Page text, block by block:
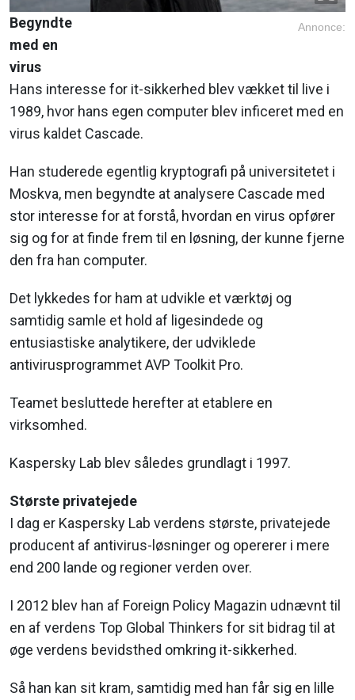
Annonce:
Begyndte
med en
virus
Hans interesse for it-sikkerhed blev vækket til live i
1989, hvor hans egen computer blev inficeret med en
virus kaldet Cascade.
Han studerede egentlig kryptografi på universitetet i
Moskva, men begyndte at analysere Cascade med
stor interesse for at forstå, hvordan en virus opfører
sig og for at finde frem til en løsning, der kunne fjerne
den fra han computer.
Det lykkedes for ham at udvikle et værktøj og
samtidig samle et hold af ligesindede og
entusiastiske analytikere, der udviklede
antivirusprogrammet AVP Toolkit Pro.
Teamet besluttede herefter at etablere en
virksomhed.
Kaspersky Lab blev således grundlagt i 1997.
Største privatejede
I dag er Kaspersky Lab verdens største, privatejede
producent af antivirus-løsninger og opererer i mere
end 200 lande og regioner verden over.
I 2012 blev han af Foreign Policy Magazin udnævnt til
en af verdens Top Global Thinkers for sit bidrag til at
øge verdens bevidsthed omkring it-sikkerhed.
Så han kan sit kram, samtidig med han får sig en lille